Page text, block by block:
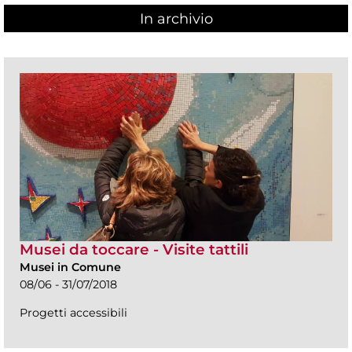
In archivio
Musei da toccare - Visite tattili
Musei in Comune
08/06 - 31/07/2018
Progetti accessibili